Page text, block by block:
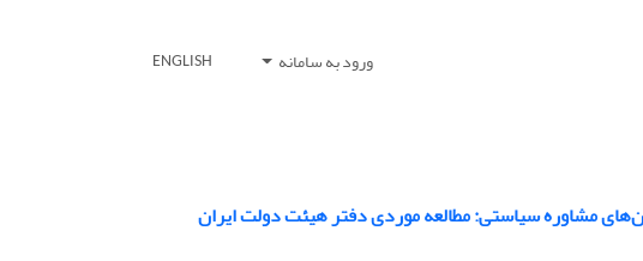
ورود به سامانه ENGLISH
مشاوره سیاستی: مطالعه موردی دفتر هیئت دولت ایران